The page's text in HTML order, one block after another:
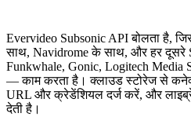
Evervideo Subsonic API बोलता है,
साथ, Navidrome के साथ, और हर दूसरे
Funkwhale, Gonic, Logitech Media
— काम करता है। क्लाउड स्टोरेज से
URL और क्रेडेंशियल दर्ज करें, और
देती है।